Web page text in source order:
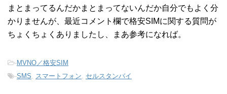
まとまってるんだかまとまってないんだか自分でもよく分
かりませんが、最近コメント欄で格安SIMに関する質問が
ちょくちょくありましたし、まあ参考になれば。
-MVNO／格安SIM
-SMS, スマートフォン, セルスタンバイ